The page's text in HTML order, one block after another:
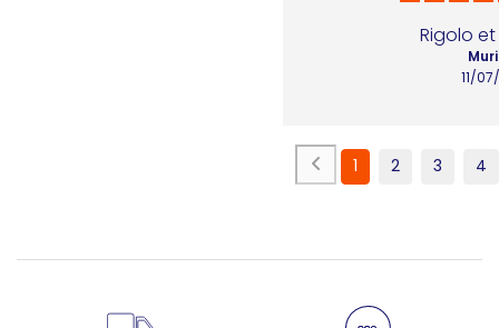
Rigolo
11/
1 2 3 4